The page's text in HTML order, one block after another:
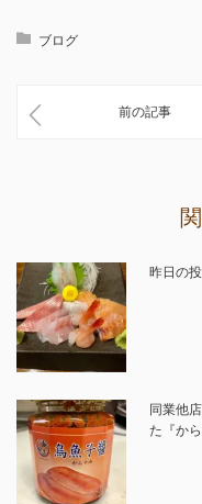
ブログ
前の記事
昨日の
同業他
た『から